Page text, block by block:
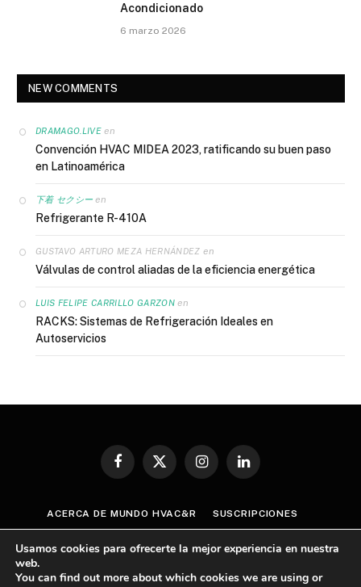
Acondicionado
6 marzo 2026
NEW COMMENTS
DRAMAGO.LIVEen
Convención HVAC MIDEA 2023, ratificando su buen paso
en Latinoamérica
下着 セクシー en
Refrigerante R-410A
GUSTAVO ARTURO MEZA HERNÁNDEZ en
Válvulas de control aliadas de la eficiencia energética
LUIS FELIPE CARRILLO GARZONen
RACKS: Sistemas de Refrigeración Ideales en
Autoservicios
Facebook
X
InstagramLinkedIn
ACERCA DE MUNDO HVAC&R SUSCRIPCIONES
POLÍTICA GENERAL SOBRE CUMPLIMIENTO ANTICORRUPCIÓN
Usamos cookies para ofrecerte la mejor experiencia en nuestra
web.
You can find out more about which cookies we are using or